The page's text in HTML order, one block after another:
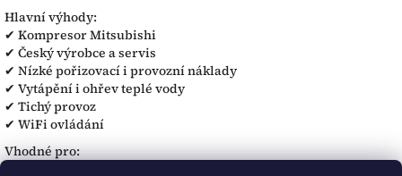
Hlavní výhody:
✔ Kompresor Mitsubishi
✔ Český výrobce a servis
✔ Nízké pořizovací i provozní náklady
✔ Vytápění i ohřev teplé vody
✔ Tichý provoz
✔ WiFi ovládání
Vhodné pro: